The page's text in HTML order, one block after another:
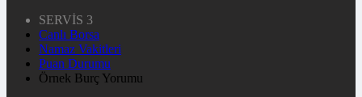
SERVİS 3
Canlı Borsa
Namaz Vakitleri
Puan Durumu
Örnek Burç Yorumu